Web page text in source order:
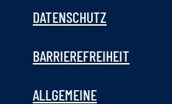
DATENSCHUTZ
BARRIEREFREIHEIT
ALLGEMEINE